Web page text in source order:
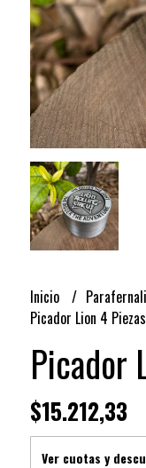
Inicio
Picador Lion 4 Piezas
Picador
$15.212,33
Ver cuotas y